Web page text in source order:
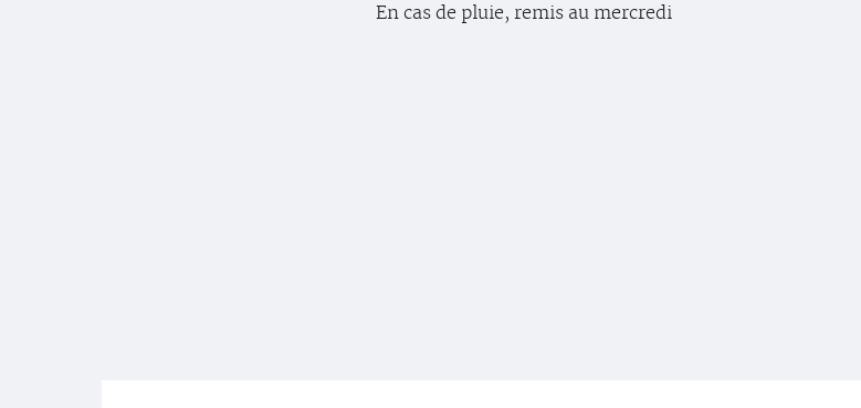
En cas de pluie, remis au mercredi